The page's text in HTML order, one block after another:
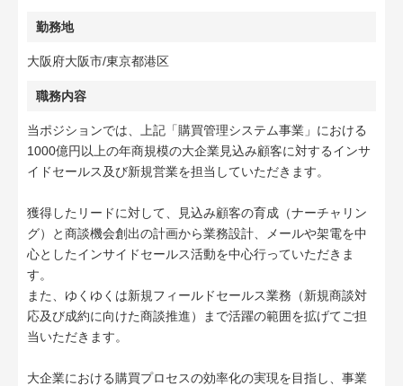
勤務地
大阪府大阪市/東京都港区
職務内容
当ポジションでは、上記「購買管理システム事業」における
1000億円以上の年商規模の大企業見込み顧客に対するインサ
イドセールス及び新規営業を担当していただきます。
獲得したリードに対して、見込み顧客の育成（ナーチャリン
グ）と商談機会創出の計画から業務設計、メールや架電を中
心としたインサイドセールス活動を中心行っていただきま
す。
また、ゆくゆくは新規フィールドセールス業務（新規商談対
応及び成約に向けた商談推進）まで活躍の範囲を拡げてご担
当いただきます。
大企業における購買プロセスの効率化の実現を目指し、事業